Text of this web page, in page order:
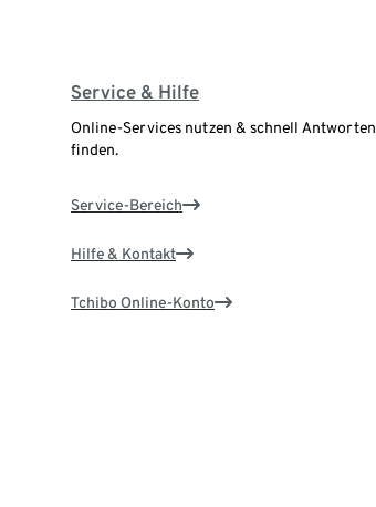
Service & Hilfe
Online-Services nutzen & schnell Antworten
finden.
Service-Bereich
Hilfe & Kontakt
Tchibo Online-Konto